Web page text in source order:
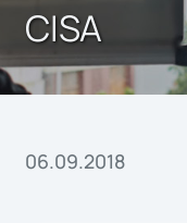
CISA
06.09.2018